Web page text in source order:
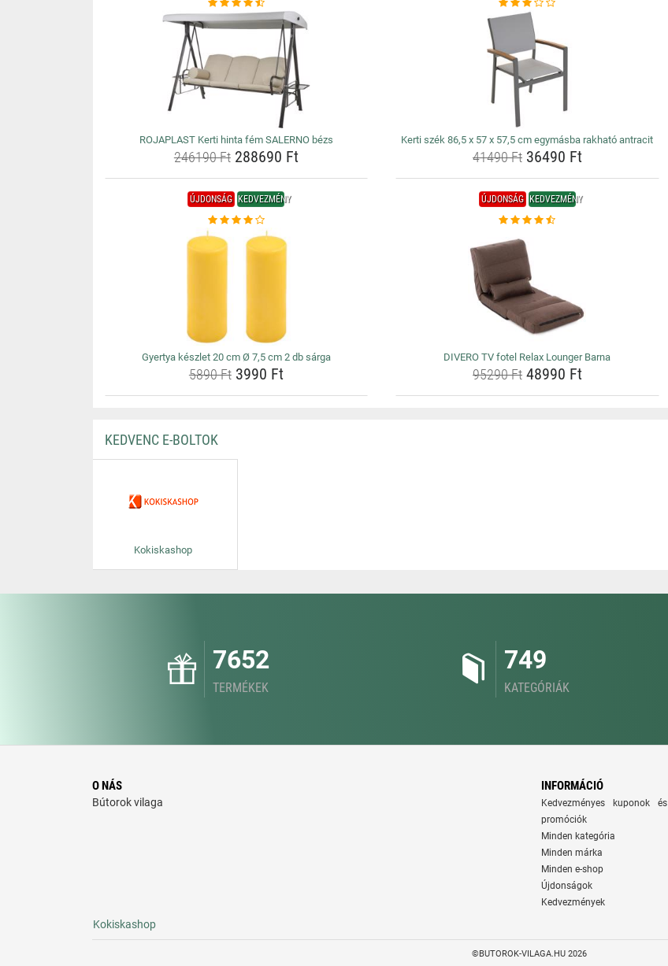
ROJAPLAST Kerti hinta fém SALERNO bézs
246190 Ft288690 Ft
Kerti szék 86,5 x 57 x 57,5 cm egymásba rakható antracit
41490 Ft36490 Ft
ÚJDONSÁG KEDVEZMÉNY
Gyertya készlet 20 cm Ø 7,5 cm 2 db sárga
5890 Ft3990 Ft
ÚJDONSÁG KEDVEZMÉNY
DIVERO TV fotel Relax Lounger Barna
95290 Ft48990 Ft
KEDVENC E-BOLTOK
Kokiskashop
7652
TERMÉKEK
749
KATEGÓRIÁK
O NÁS
Bútorok vilaga
INFORMÁCIÓ
Kedvezményes kuponok és
promóciók
Minden kategória
Minden márka
Minden e-shop
Újdonságok
Kedvezmények
Kokiskashop
©BUTOROK-VILAGA.HU 2026